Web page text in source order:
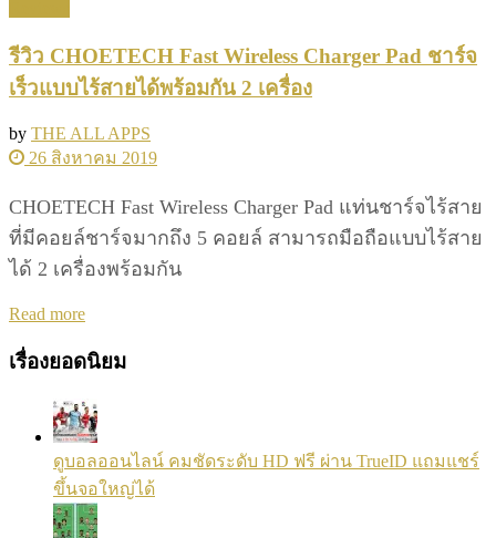
รีวิว CHOETECH Fast Wireless Charger Pad ชาร์จ
เร็วแบบไร้สายได้พร้อมกัน 2 เครื่อง
by THE ALL APPS
26 สิงหาคม 2019
CHOETECH Fast Wireless Charger Pad แท่นชาร์จไร้สาย
ที่มีคอยล์ชาร์จมากถึง 5 คอยล์ สามารถมือถือแบบไร้สาย
ได้ 2 เครื่องพร้อมกัน
Read moreDetails
เรื่องยอดนิยม
ดูบอลออนไลน์ คมชัดระดับ HD ฟรี ผ่าน TrueID แถมแชร์
ขึ้นจอใหญ่ได้